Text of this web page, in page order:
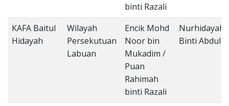
binti Razali
KAFA Baitul
Hidayah
Wilayah
Persekutuan
Labuan
Encik Mohd
Noor bin
Mukadim /
Puan
Rahimah
binti Razali
Binti